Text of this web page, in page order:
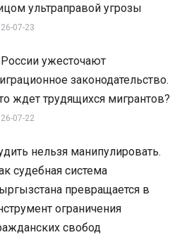
ультраправой угрозы
07-23
ужесточают
законодательство.
ждет трудящихся мигрантов?
07-22
нельзя манипулировать.
судебная система
превращается в
ограничения
свобод